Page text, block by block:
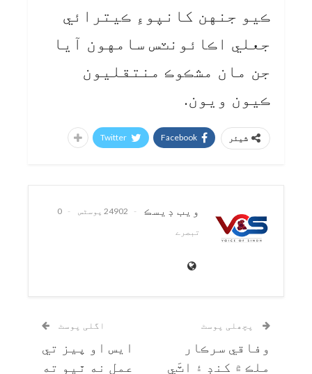
ڪيو جنهن کانپوءِ ڪيترائي
جعلي اڪائونٽس سامهون آيا
جن مان مشڪوڪ منتقليون
ڪيون ويون.
شیئر Facebook
Twitter
ويب ڊيسڪ 24902 پوسٹس
0
تبصرے
پچھلی پوسٹ
وفاقي سرڪار
ملڪ ۾ کنڊ ۽ اٽَي
اگلی پوسٹ
ايس او پيز تي
عمل نه ٿيو ته